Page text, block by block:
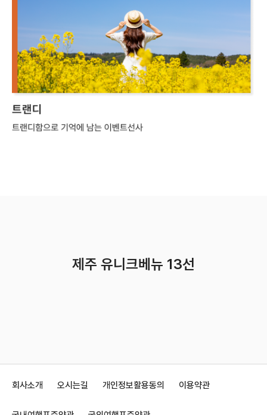
제주 유니크베뉴 13선
회사소개 오시는길 개인정보활용동의 이용약관